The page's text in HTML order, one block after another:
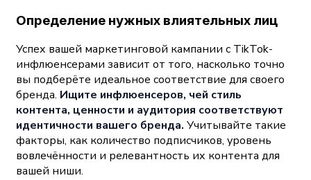
Определение нужных влиятельных лиц
Успех вашей маркетинговой кампании с TikTok-
инфлюенсерами зависит от того, насколько точно
вы подберёте идеальное соответствие для своего
бренда. Ищите инфлюенсеров, чей стиль
контента, ценности и аудитория соответствуют
идентичности вашего бренда. Учитывайте такие
факторы, как количество подписчиков, уровень
вовлечённости и релевантность их контента для
вашей ниши.